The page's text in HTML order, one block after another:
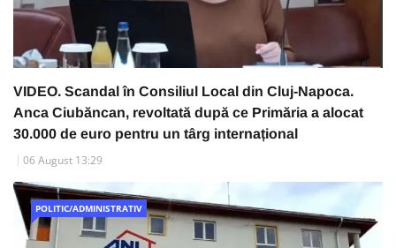
VIDEO. Scandal în Consiliul Local din Cluj-Napoca.
Anca Ciubăncan, revoltată după ce Primăria a alocat
30.000 de euro pentru un târg internațional
06 August 13:29
POLITIC/ADMINISTRATIV